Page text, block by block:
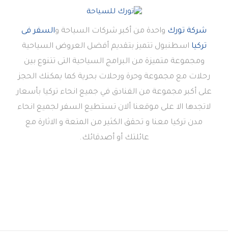
شركة تورك واحدة من أكبر شركات السياحة والسفر فى
تركيا اسطنبول تتميز بتقديم أفضل العروض السياحية
ومجموعة متميزة من البرامج السياحية التى تتنوع بين
رحلات مع مجموعة وحرة ورحلات بحرية كما يمكنك الحجز
على أكبر مجموعة من الفنادق في جميع انحاء تركيا بأسعار
لاتجدها الا على موقعنا ألان تستطيع السفر لجميع انحاء
مدن تركيا معنا و تحقق الكثير من المتعة و الاثارة مع
عائلتك أو أصدقائك.